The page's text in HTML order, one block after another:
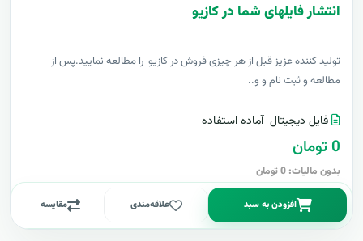
انتشار فایلهای شما در کازیو
توليد کننده عزيز قبل از هر چیزی فروش در کازیو را مطالعه نمایید.پس از
مطالعه و ثبت نام و و..
فایل دیجیتال آماده استفاده
0 تومان
بدون مالیات: 0 تومان
افزودن به سبد علاقه‌مندی مقایسه